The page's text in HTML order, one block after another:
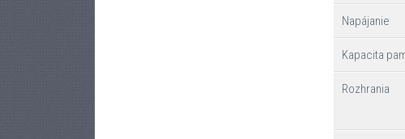
Napájanie
Kapacita
Rozhrania